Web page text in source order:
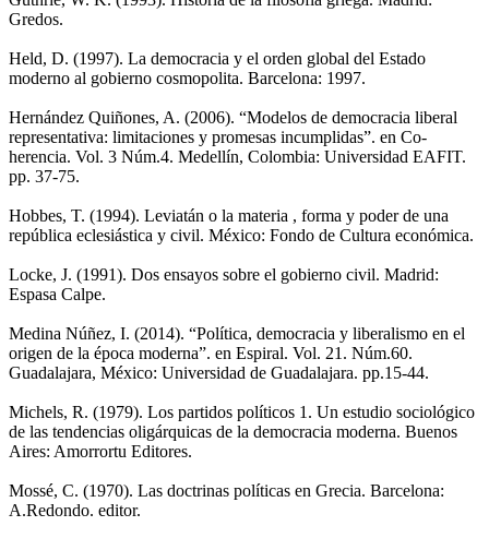
Gredos.
Held, D. (1997). La democracia y el orden global del Estado
moderno al gobierno cosmopolita. Barcelona: 1997.
Hernández Quiñones, A. (2006). “Modelos de democracia liberal
representativa: limitaciones y promesas incumplidas”. en Co-
herencia. Vol. 3 Núm.4. Medellín, Colombia: Universidad EAFIT.
pp. 37-75.
Hobbes, T. (1994). Leviatán o la materia , forma y poder de una
república eclesiástica y civil. México: Fondo de Cultura económica.
Locke, J. (1991). Dos ensayos sobre el gobierno civil. Madrid:
Espasa Calpe.
Medina Núñez, I. (2014). “Política, democracia y liberalismo en el
origen de la época moderna”. en Espiral. Vol. 21. Núm.60.
Guadalajara, México: Universidad de Guadalajara. pp.15-44.
Michels, R. (1979). Los partidos políticos 1. Un estudio sociológico
de las tendencias oligárquicas de la democracia moderna. Buenos
Aires: Amorrortu Editores.
Mossé, C. (1970). Las doctrinas políticas en Grecia. Barcelona:
A.Redondo. editor.